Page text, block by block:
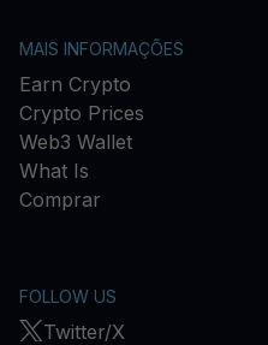
MAIS INFORMAÇÕES
Earn Crypto
Crypto Prices
Web3 Wallet
What Is
Comprar
FOLLOW US
Twitter/X